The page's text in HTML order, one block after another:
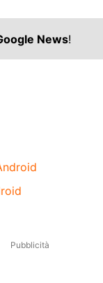
News!
Pubblicità